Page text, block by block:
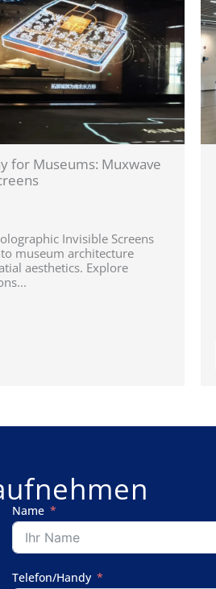
for Museums: Muxwave
Invisible Screens
museum architecture
aesthetics. Explore
Name
Telefon/Handy